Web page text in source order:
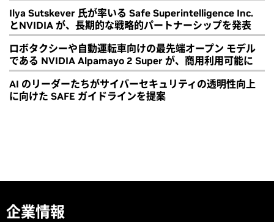
Ilya Sutskever 氏が率いる Safe Superintelligence Inc.
とNVIDIA が、長期的な戦略的パートナーシップを発表
ロボタクシーや自動運転車向けの最先端オープン モデル
である NVIDIA Alpamayo 2 Super が、商用利用可能に
AI のリーダーたちがサイバーセキュリティの透明性向上
に向けた SAFE ガイドラインを提案
企業情報